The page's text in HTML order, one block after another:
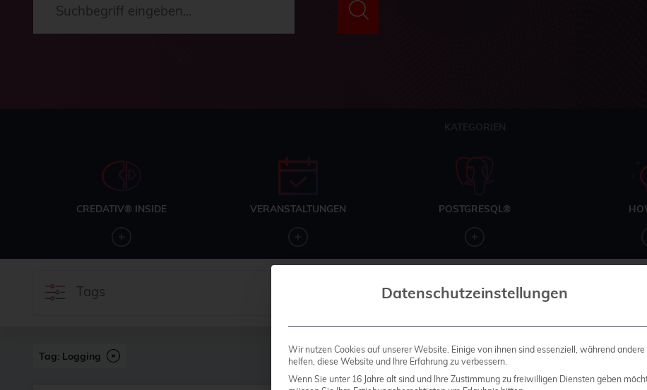
KATEGORIEN
CREDATIV® INSIDE VERANSTALTUNGEN POSTGRESQL®
Tags
Tag: Logging
Datenschutzeinstellungen
Wir nutzen Cookies auf unserer Website. Einige von ihnen sind essenziell, während andere
helfen, diese Website und Ihre Erfahrung zu verbessern.
Wenn Sie unter 16 Jahre alt sind und Ihre Zustimmung zu freiwilligen Diensten geben